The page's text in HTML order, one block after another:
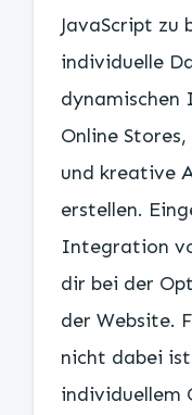
JavaScript zu
individuelle
dynamischen
Online
und kreative
erstellen.
Integration
dir bei der
der Website.
nicht dabei
individuellem